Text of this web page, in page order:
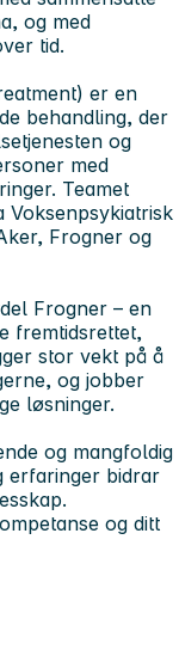
og med
tid.
er en
behandling, der
og
med
Teamet
Voksenpsykiatrisk
Frogner og
Frogner – en
fremtidsrettet,
stor vekt på å
og jobber
løsninger.
og mangfoldig
erfaringer bidrar
og ditt